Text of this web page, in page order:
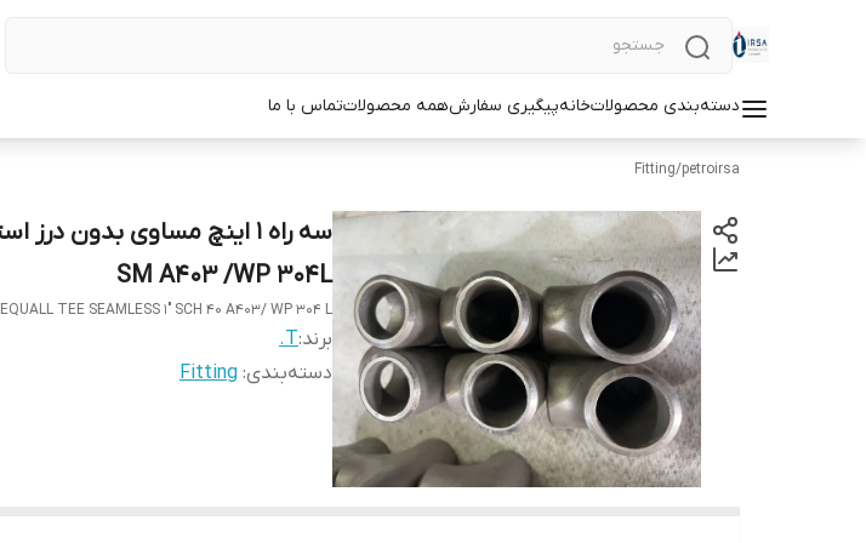
دسته‌بندی محصولاتخانهپیگیری سفارشهمه محصولاتتماس با ما
petroirsa
/
Fitting
SM A403 /WP 304L
EQUALL TEE SEAMLESS 1" SCH 40 A403/ WP 304 L
برند:T.
دسته‌بندی:
Fitting